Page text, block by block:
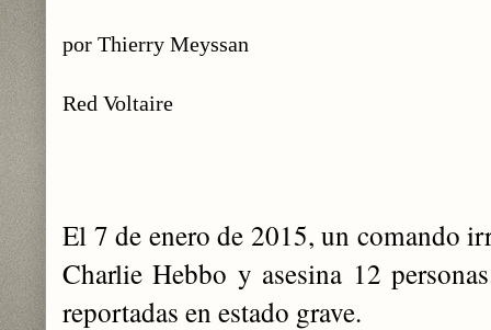
por Thierry Meyssan
Red Voltaire
El 7 de enero de 2015, un comando
Charlie Hebbo y asesina 12
reportadas en estado grave.